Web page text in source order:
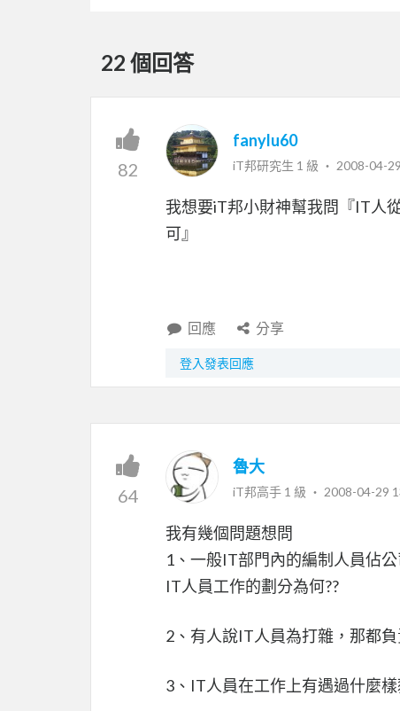
22 個回答
82
fanylu60
iT邦研究生 1 級 ‧ 2008-04-
我想要iT邦小財神幫我問『IT人
可』
回應 分享
登入發表回應
64
魯大
iT邦高手 1 級 ‧ 2008-04-29
我有幾個問題想問
1、一般IT部門內的編制人員佔
IT人員工作的劃分為何??
2、有人說IT人員為打雜，那都
3、IT人員在工作上有遇過什麼